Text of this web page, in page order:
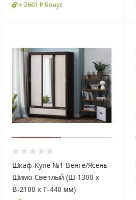
+ 2661 ₽ бонус
Шкаф-Купе №1 Венге/Ясень
Шимо Светлый (Ш-1300 х
В-2100 х Г-440 мм)